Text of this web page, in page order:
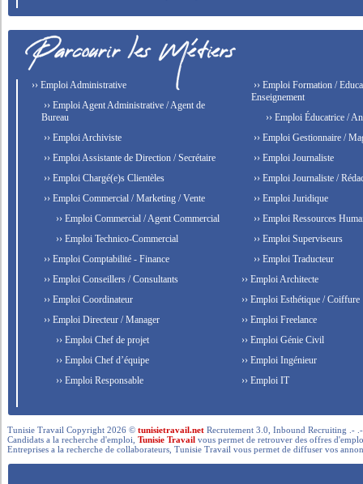
›› Emploi Administrative
›› Emploi Agent Administrative / Agent de
Bureau
›› Emploi Archiviste
›› Emploi Assistante de Direction / Secrétaire
›› Emploi Chargé(e)s Clientèles
›› Emploi Commercial / Marketing / Vente
›› Emploi Commercial / Agent Commercial
›› Emploi Technico-Commercial
›› Emploi Comptabilité - Finance
›› Emploi Conseillers / Consultants
›› Emploi Coordinateur
›› Emploi Directeur / Manager
›› Emploi Chef de projet
›› Emploi Chef d’équipe
›› Emploi Responsable
›› Emploi Formation /
Enseignement
›› Emploi Éducatrice /
›› Emploi Gestionnaire /
›› Emploi Journaliste
›› Emploi Journaliste /
›› Emploi Juridique
›› Emploi Ressources
›› Emploi Superviseurs
›› Emploi Traducteur
›› Emploi Architecte
›› Emploi Esthétique / Coiffure
›› Emploi Freelance
›› Emploi Génie Civil
›› Emploi Ingénieur
›› Emploi IT
Tunisie Travail Copyright 2026 ©tunisietravail.net Recrutement 3.0, Inbound Recruiting .-
Candidats a la recherche d'emploi,Tunisie Travail vous permet de retrouver des offres
Entreprises a la recherche de collaborateurs, Tunisie Travail vous permet de diffuser vos